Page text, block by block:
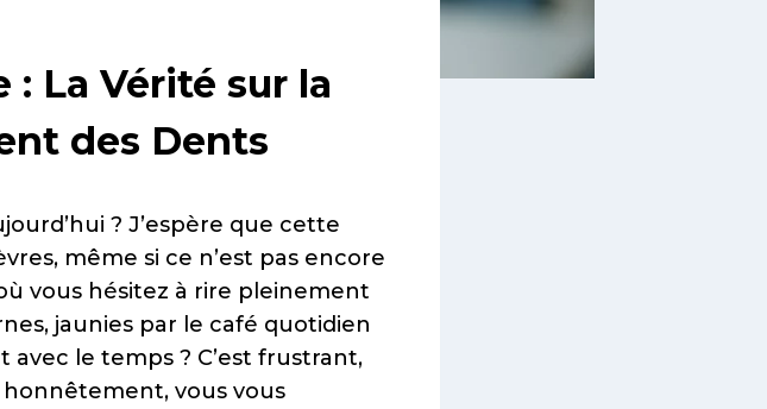
La Vérité sur la
des Dents
? J’espère que cette
même si ce n’est pas encore
vous hésitez à rire pleinement
jaunies par le café quotidien
le temps ? C’est frustrant,
honnêtement, vous vous